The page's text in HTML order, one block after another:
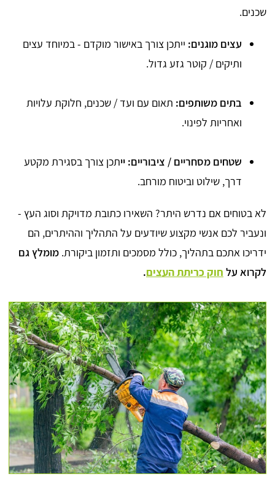
שכנים.
עצים מוגנים: ייתכן צורך באישור מוקדם - במיוחד עצים
ותיקים / קוטר גזע גדול.
בתים משותפים: תאום עם ועד / שכנים, חלוקת עלויות
ואחריות לפינוי.
שטחים מסחריים / ציבוריים: ייתכן צורך בסגירת מקטע
דרך, שילוט וביטוח מורחב.
לא בטוחים אם נדרש היתר? השאירו כתובת מדויקת וסוג העץ -
ונעביר לכם אנשי מקצוע שיודעים על התהליך וההיתרים, הם
ידריכו אתכם בתהליך, כולל מסמכים ותזמון ביקורת. מומלץ גם
לקרוא על חוק כריתת העצים.